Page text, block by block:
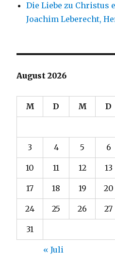
Die Liebe zu Christus
Joachim Leberecht,
August 2026
M D M D
3 4 5 6
10 11 12 13
17 18 19 20
24 25 26 27
31
« Juli